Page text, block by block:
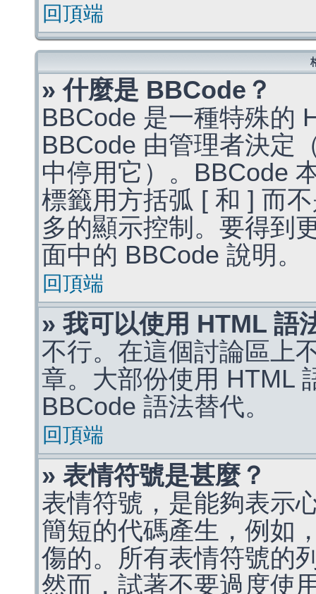
回頂端
» 什麼是 BBCode？
BBCode 是一種特殊的
BBCode 由管理者決定
中停用它）。BBCode
標籤用方括弧 [ 和 ] 而
多的顯示控制。要得到
面中的 BBCode 說明。
回頂端
» 我可以使用 HTML 語
不行。在這個討論區上
章。大部份使用 HTML
BBCode 語法替代。
回頂端
» 表情符號是甚麼？
表情符號，是能夠表示
簡短的代碼產生，例如
傷的。所有表情符號的
然而，試著不要過度使